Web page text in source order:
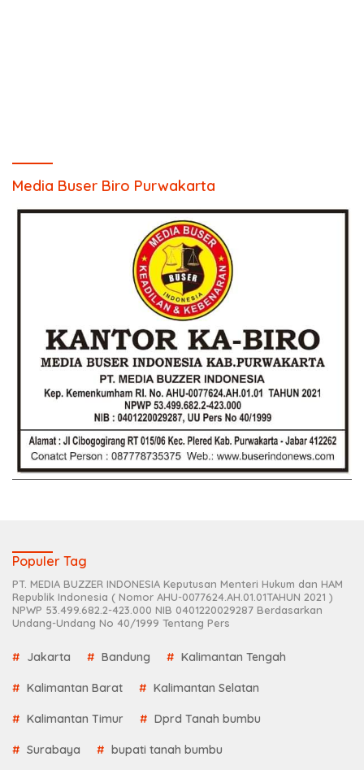
Media Buser Biro Purwakarta
Populer Tag
PT. MEDIA BUZZER INDONESIA Keputusan Menteri Hukum dan HAM
Republik Indonesia ( Nomor AHU-0077624.AH.01.01TAHUN 2021 )
NPWP 53.499.682.2-423.000 NIB 0401220029287 Berdasarkan
Undang-Undang No 40/1999 Tentang Pers
Jakarta Bandung Kalimantan Tengah
Kalimantan Barat Kalimantan Selatan
Kalimantan Timur Dprd Tanah bumbu
Surabaya bupati tanah bumbu